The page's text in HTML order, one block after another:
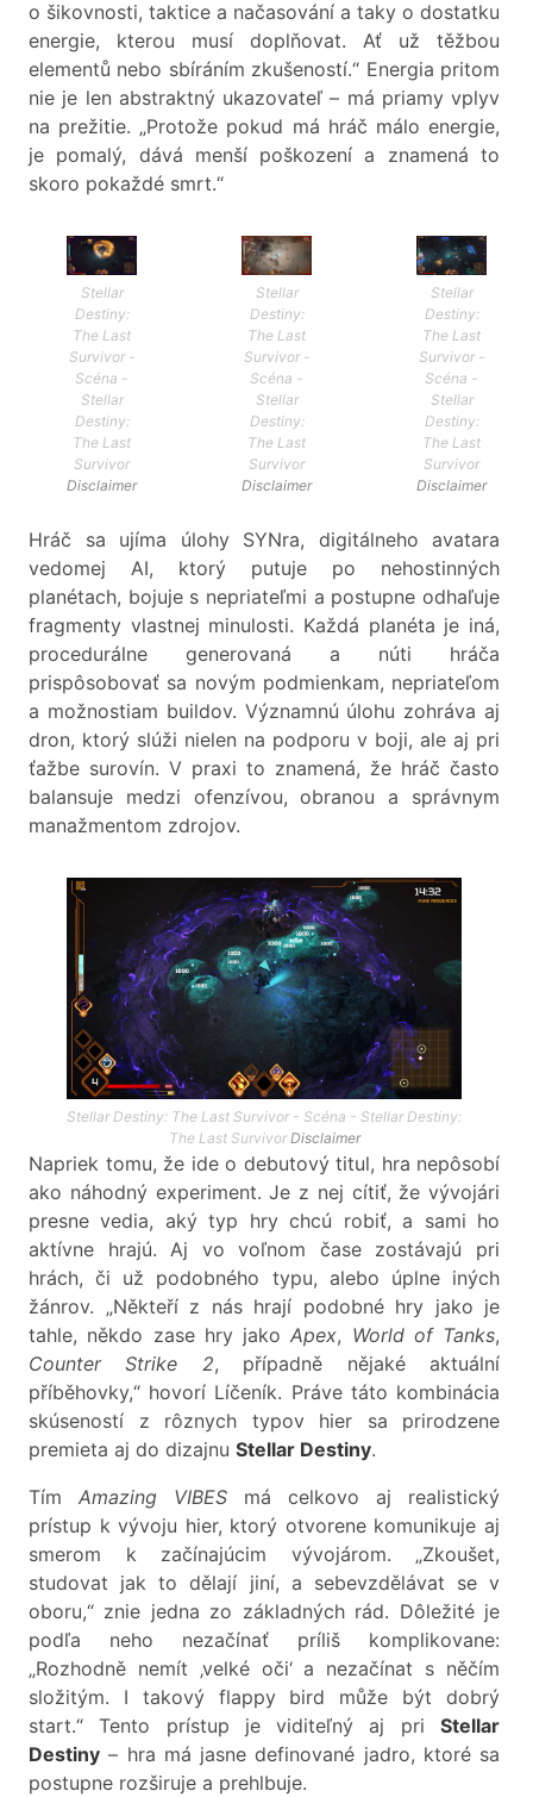
o šikovnosti, taktice a načasování a taky o dostatku
energie, kterou musí doplňovat. Ať už těžbou
elementů nebo sbíráním zkušeností.“ Energia pritom
nie je len abstraktný ukazovateľ – má priamy vplyv
na prežitie. „Protože pokud má hráč málo energie,
je pomalý, dává menší poškození a znamená to
skoro pokaždé smrt.“
Stellar
Destiny:
The Last
Survivor -
Scéna -
Stellar
Destiny:
The Last
Survivor
Disclaimer
Stellar
Destiny:
The Last
Survivor -
Scéna -
Stellar
Destiny:
The Last
Survivor
Disclaimer
Stellar
Destiny:
The Last
Survivor -
Scéna -
Stellar
Destiny:
The Last
Survivor
Disclaimer
Hráč sa ujíma úlohy SYNra, digitálneho avatara
vedomej AI, ktorý putuje po nehostinných
planétach, bojuje s nepriateľmi a postupne odhaľuje
fragmenty vlastnej minulosti. Každá planéta je iná,
procedurálne generovaná a núti hráča
prispôsobovať sa novým podmienkam, nepriateľom
a možnostiam buildov. Významnú úlohu zohráva aj
dron, ktorý slúži nielen na podporu v boji, ale aj pri
ťažbe surovín. V praxi to znamená, že hráč často
balansuje medzi ofenzívou, obranou a správnym
manažmentom zdrojov.
Stellar Destiny: The Last Survivor - Scéna - Stellar Destiny:
The Last SurvivorDisclaimer
Napriek tomu, že ide o debutový titul, hra nepôsobí
ako náhodný experiment. Je z nej cítiť, že vývojári
presne vedia, aký typ hry chcú robiť, a sami ho
aktívne hrajú. Aj vo voľnom čase zostávajú pri
hrách, či už podobného typu, alebo úplne iných
žánrov. „Někteří z nás hrají podobné hry jako je
tahle, někdo zase hry jakoApex, World of Tanks,
Counter Strike 2, případně nějaké aktuální
příběhovky,“ hovorí Líčeník. Práve táto kombinácia
skúseností z rôznych typov hier sa prirodzene
premieta aj do dizajnu Stellar Destiny.
Tím Amazing VIBES má celkovo aj realistický
prístup k vývoju hier, ktorý otvorene komunikuje aj
smerom k začínajúcim vývojárom. „Zkoušet,
studovat jak to dělají jiní, a sebevzdělávat se v
oboru,“ znie jedna zo základných rád. Dôležité je
podľa neho nezačínať príliš komplikovane:
„Rozhodně nemít ‚velké oči‘ a nezačínat s něčím
složitým. I takový flappy bird může být dobrý
start.“ Tento prístup je viditeľný aj pri Stellar
Destiny – hra má jasne definované jadro, ktoré sa
postupne rozširuje a prehlbuje.